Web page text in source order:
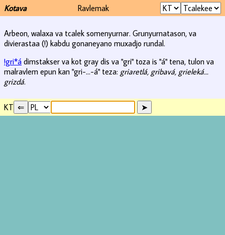
Kotava Ravlemak
Arbeon, walaxa va tcalek somenyurnar. Grunyurnatason, va
divierastaa (!) kabdu gonaneyano muxadjo rundal.
!gri*á dimstakser va kot gray dis va "gri" toza is "á" tena, tulon va
malravlem epun kan "gri-...-á" teza: griaretlá, gribavá, grieleká...
grizdá.
KT